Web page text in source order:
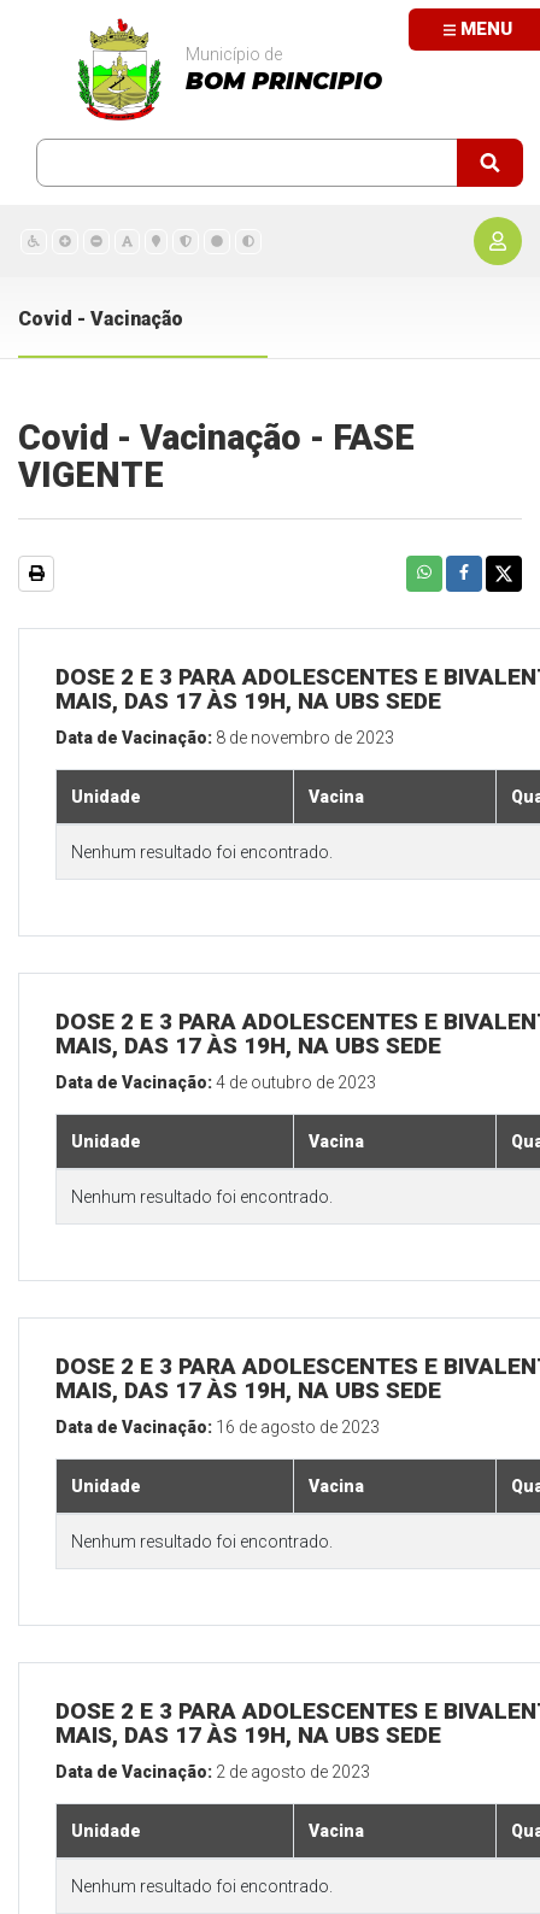
MENU
Município de
BOM PRINCIPIO
Covid - Vacinação
Covid - Vacinação - FASE
VIGENTE
DOSE 2 E 3 PARA ADOLESCENTES E
MAIS, DAS 17 ÀS 19H, NA UBS SEDE
Data de Vacinação: 8 de novembro de 2023
Unidade Vacina
Nenhum resultado foi encontrado.
DOSE 2 E 3 PARA ADOLESCENTES E
MAIS, DAS 17 ÀS 19H, NA UBS SEDE
Data de Vacinação:4 de outubro de 2023
Unidade Vacina
Nenhum resultado foi encontrado.
DOSE 2 E 3 PARA ADOLESCENTES E
MAIS, DAS 17 ÀS 19H, NA UBS SEDE
Data de Vacinação: 16 de agosto de 2023
Unidade Vacina
Nenhum resultado foi encontrado.
DOSE 2 E 3 PARA ADOLESCENTES E
MAIS, DAS 17 ÀS 19H, NA UBS SEDE
Data de Vacinação: 2 de agosto de 2023
Unidade Vacina
Nenhum resultado foi encontrado.